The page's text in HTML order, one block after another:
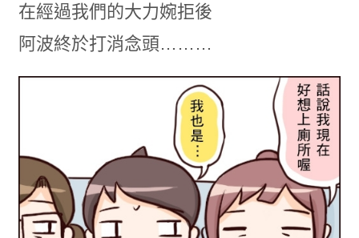
在經過我們的大力婉拒後
阿波終於打消念頭………